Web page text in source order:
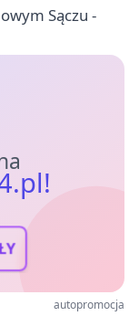
Sączu -
autopromocja